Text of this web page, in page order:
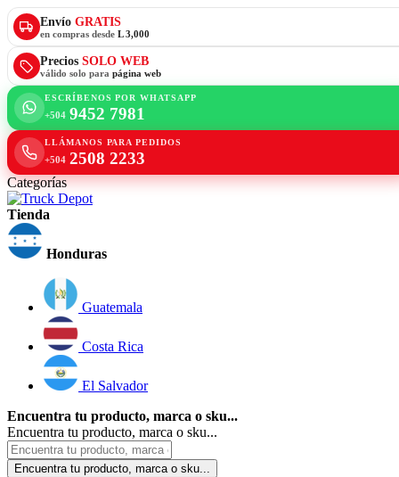
Envío GRATIS
en compras desde L 3,000
Precios SOLO WEB
válido solo para página web
ESCRÍBENOS POR WHATSAPP
+504 9452 7981
LLÁMANOS PARA PEDIDOS
+504 2508 2233
Categorías
Tienda
Honduras
Guatemala
Costa Rica
El Salvador
Encuentra tu producto, marca o sku...
Encuentra tu producto, marca o sku...
Encuentra tu producto, marca o sku...